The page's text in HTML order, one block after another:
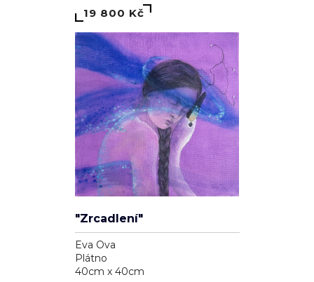
19 800 Kč
"Zrcadlení"
Eva Ova
Plátno
40cm x 40cm